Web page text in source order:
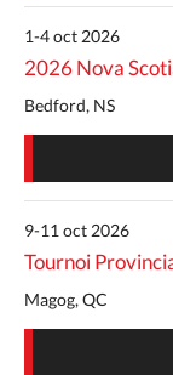
1-4 oct 2026
2026 Nova
Bedford, NS
9-11 oct 2026
Tournoi
Magog, QC